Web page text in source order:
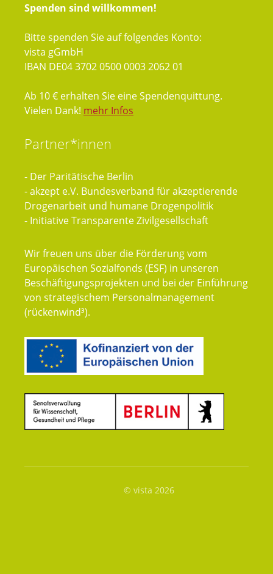
Spenden sind willkommen!
Bitte spenden Sie auf folgendes Konto:
vista gGmbH
IBAN DE04 3702 0500 0003 2062 01
Ab 10 € erhalten Sie eine Spendenquittung.
Vielen Dank! mehr Infos
Partner*innen
- Der Paritätische Berlin
- akzept e.V. Bundesverband für akzeptierende
Drogenarbeit und humane Drogenpolitik
- Initiative Transparente Zivilgesellschaft
Wir freuen uns über die Förderung vom
Europäischen Sozialfonds (ESF) in unseren
Beschäftigungsprojekten und bei der Einführung
von strategischem Personalmanagement
(rückenwind³).
© vista 2026